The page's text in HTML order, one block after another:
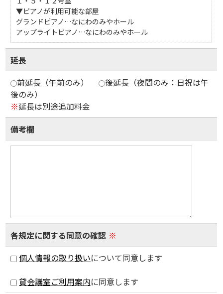
▼ピアノが利用可能な部屋
グランドピアノ…なにわのみやホール
アップライトピアノ…なにわのみやホール
延長
前延長（午前のみ）
後延長（夜間のみ：日祝は午
後のみ）
※延長は別途追加料金
備考欄
各規定に関する同意の確認 ※
個人情報の取り扱いについて同意します
貸会議室ご利用案内に同意します